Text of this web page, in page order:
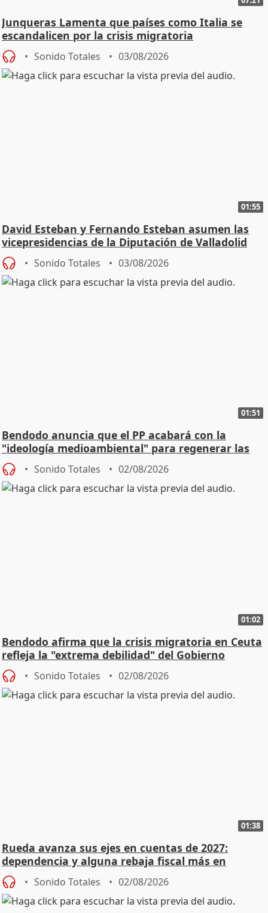
Junqueras Lamenta que países como Italia se
escandalicen por la crisis migratoria
Sonido Totales 03/08/2026
01:55
David Esteban y Fernando Esteban asumen las
vicepresidencias de la Diputación de Valladolid
Sonido Totales 03/08/2026
01:51
Bendodo anuncia que el PP acabará con la
"ideología medioambiental" para regenerar las
playas
Sonido Totales 02/08/2026
01:02
Bendodo afirma que la crisis migratoria en Ceuta
refleja la "extrema debilidad" del Gobierno
Sonido Totales 02/08/2026
01:38
Rueda avanza sus ejes en cuentas de 2027:
dependencia y alguna rebaja fiscal más en
vivienda
Sonido Totales 02/08/2026